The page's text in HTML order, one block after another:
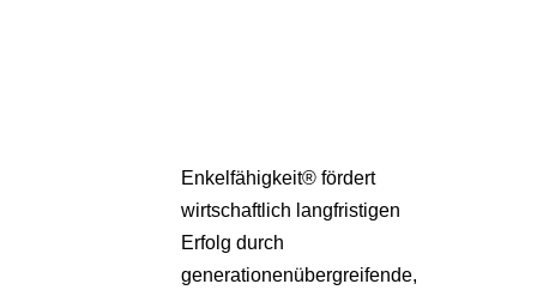
Enkelfähigkeit® fördert
wirtschaftlich langfristigen
Erfolg durch
generationenübergreifende,